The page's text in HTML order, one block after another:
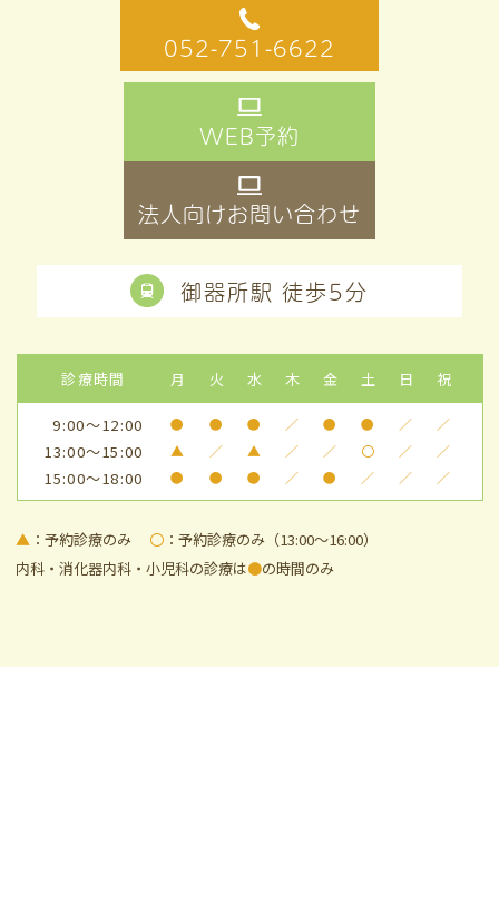
052-751-6622
WEB予約
法人向けお問い合わせ
御器所駅 徒歩5分
診療時間 月 火 水 木 金 土 日 祝
9:00～12:00 ● ● ● ／ ● ● ／ ／
13:00～15:00 ▲ ／ ▲ ／ ／ 〇 ／ ／
15:00～18:00 ● ● ● ／ ● ／ ／ ／
▲ ：予約診療のみ 〇 ：予約診療のみ（13:00～16:00）
内科・消化器内科・小児科の診療は●の時間のみ